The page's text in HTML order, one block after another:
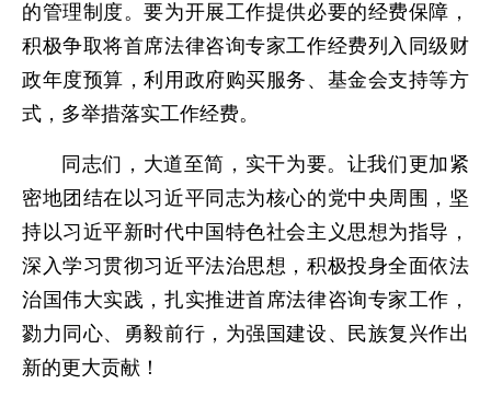
的管理制度。要为开展工作提供必要的经费保障，
积极争取将首席法律咨询专家工作经费列入同级财
政年度预算，利用政府购买服务、基金会支持等方
式，多举措落实工作经费。
同志们，大道至简，实干为要。让我们更加紧
密地团结在以习近平同志为核心的党中央周围，坚
持以习近平新时代中国特色社会主义思想为指导，
深入学习贯彻习近平法治思想，积极投身全面依法
治国伟大实践，扎实推进首席法律咨询专家工作，
勠力同心、勇毅前行，为强国建设、民族复兴作出
新的更大贡献！